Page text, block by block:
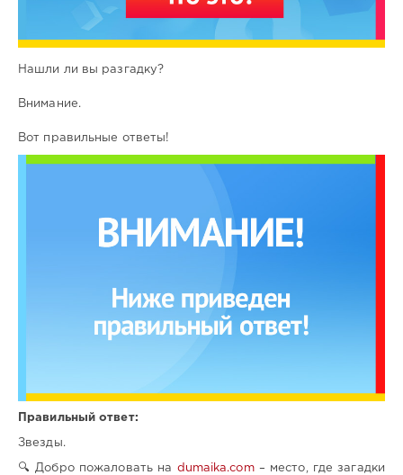
Нашли ли вы разгадку?
Внимание.
Вот правильные ответы!
Правильный ответ:
Звезды.
🔍 Добро пожаловать на dumaika.com– место, где загадки